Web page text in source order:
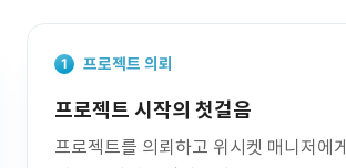
프로젝트 의뢰
프로젝트 시작의 첫걸음
프로젝트를 의뢰하고 위시켓 매니저에게